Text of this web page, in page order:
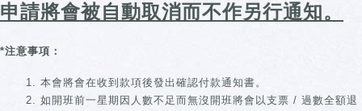
申請將會被自動取消而不作另行通知。
*注意事項：
本會將會在收到款項後發出確認付款通知書。
如開班前一星期因人數不足而無沒開班將會以支票 / 過數全額退